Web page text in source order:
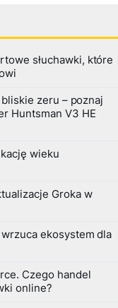
słuchawki, które
zeru – poznaj
Huntsman V3 HE
wieku
Groka w
ekosystem dla
Czego handel
online?